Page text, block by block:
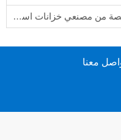
خزانات استقبال الهواء
معنا